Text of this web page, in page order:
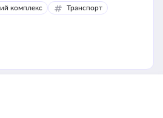
комплекс
Транспорт